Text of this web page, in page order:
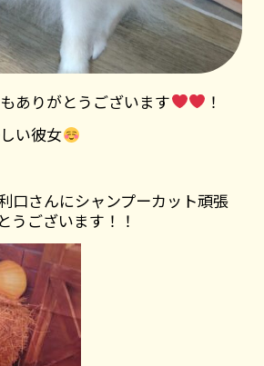
ありがとうございます
！
い彼女
口さんにシャンプーカット頑張
うございます！！